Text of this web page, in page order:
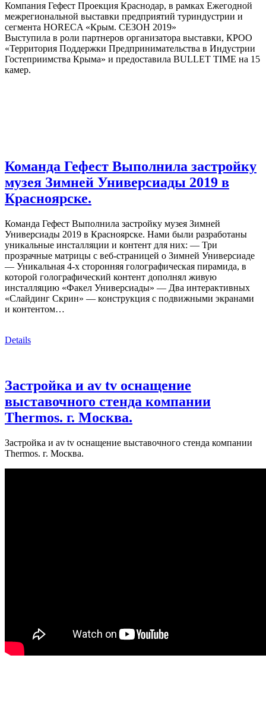
Компания Гефест Проекция Краснодар, в рамках Ежегодной
межрегиональной выставки предприятий туриндустрии и
сегмента HORECA «Крым. СЕЗОН 2019»
Выступила в роли партнеров организатора выставки, КРОО
«Территория Поддержки Предпринимательства в Индустрии
Гостеприимства Крыма» и предоставила BULLET TIME на 15
камер.
Команда Гефест Выполнила застройку
музея Зимней Универсиады 2019 в
Красноярске.
Команда Гефест Выполнила застройку музея Зимней
Универсиады 2019 в Красноярске. Нами были разработаны
уникальные инсталляции и контент для них: — Три
прозрачные матрицы с веб-страницей о Зимней Универсиаде
— Уникальная 4-х сторонняя голографическая пирамида, в
которой голографический контент дополнял живую
инсталляцию «Факел Универсиады» — Два интерактивных
«Слайдинг Скрин» — конструкция с подвижными экранами
и контентом…
Details
Застройка и av tv оснащение
выставочного стенда компании
Thermos. г. Москва.
Застройка и av tv оснащение выставочного стенда компании
Thermos. г. Москва.